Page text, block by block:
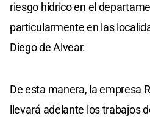
riesgo hídrico en el
particularmente en las
Diego de Alvear.
De esta manera, la empresa
llevará adelante los trabajos